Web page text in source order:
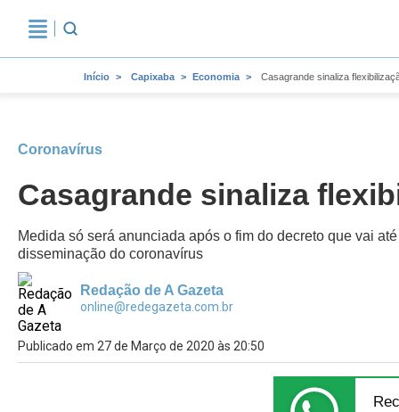
Início Capixaba Economia Casagrande sinaliza
Coronavírus
Casagrande sinaliza
Medida só será anunciada após o fim do decreto que vai
disseminação do coronavírus
Redação de A Gazeta
online@redegazeta.com.br
Publicado em 27 de Março de 2020 às 20:50